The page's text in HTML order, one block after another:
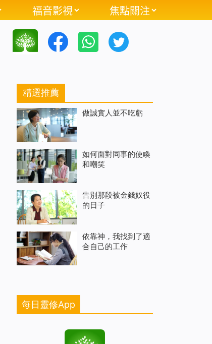
福音影視 焦點關注
精選推薦
做誠實人並不吃虧
如何面對同事的使喚
和嘲笑
告別那段被金錢奴役
的日子
依靠神，我找到了適
合自己的工作
每日靈修App